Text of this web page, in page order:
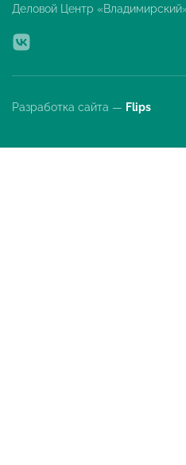
Деловой Центр
Разработка сайта — Flips